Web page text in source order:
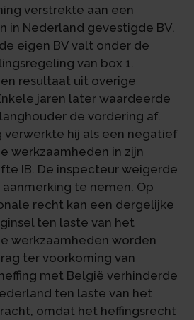
verstrekte aan een
in Nederland gevestigde BV.
eigen BV valt onder de
van box 1.
resultaat uit overige
jaren later waardeerde
de vordering af.
verwerkte hij als een negatief
werkzaamheden in zijn
IB. De inspecteur weigerde
te nemen. Op
recht kan een dergelijke
ten laste van het
werkzaamheden worden
ter voorkoming van
met België verhinderde
ten laste van het
omdat het heffingsrecht